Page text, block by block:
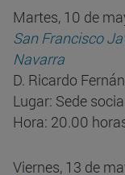
Martes, 10 de
San Francisco
Navarra
D. Ricardo
Lugar: Sede
Hora: 20.00
Viernes, 13 de